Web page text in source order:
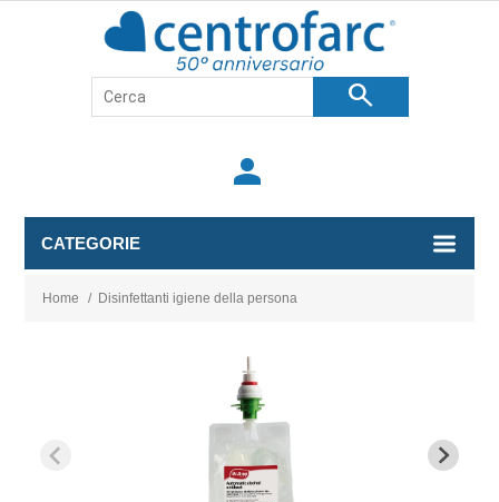
search
person
CATEGORIE
Home / Disinfettanti igiene della persona